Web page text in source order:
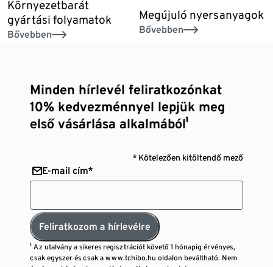
Környezetbarát
gyártási folyamatok
Bővebben
Megújuló nyersanyagok
Bővebben
Minden hírlevél feliratkozónkat
10% kedvezménnyel lepjük meg
első vásárlása alkalmából¹
* Kötelezően kitöltendő mező
E-mail cím*
Feliratkozom a hírlevélre
¹ Az utalvány a sikeres regisztrációt követő 1 hónapig érvényes,
csak egyszer és csak a www.tchibo.hu oldalon beváltható. Nem